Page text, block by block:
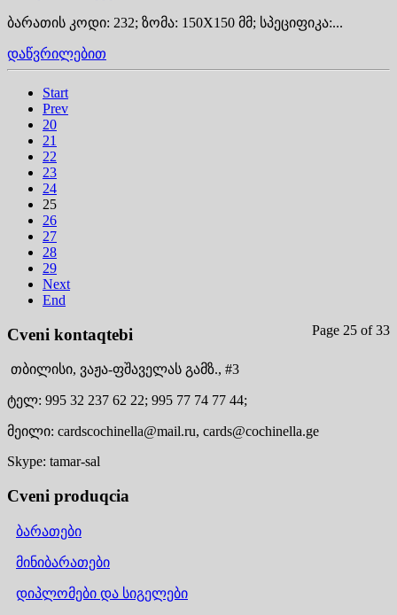
ბარათის კოდი: 232; ზომა: 150X150 მმ; სპეციფიკა:...
დაწვრილებით
Start
Prev
20
21
22
23
24
25
26
27
28
29
Next
End
Page 25 of 33
Cveni kontaqtebi
თბილისი, ვაჟა-ფშაველას გამზ., #3
ტელ: 995 32 237 62 22; 995 77 74 77 44;
მეილი: cardscochinella@mail.ru, cards@cochinella.ge
Skype: tamar-sal
Cveni produqcia
ბარათები
მინიბარათები
დიპლომები და სიგელები